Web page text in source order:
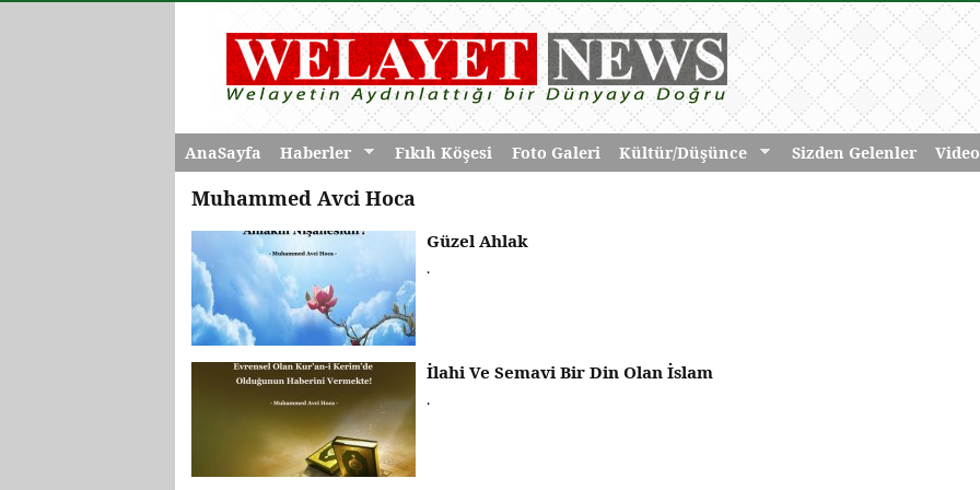
AnaSayfa Haberler Fıkıh Köşesi Foto Galeri Kültür/Düşünce Sizden Gelenler
Muhammed Avci Hoca
Güzel Ahlak
.
İlahi Ve Semavi Bir Din Olan İslam
.